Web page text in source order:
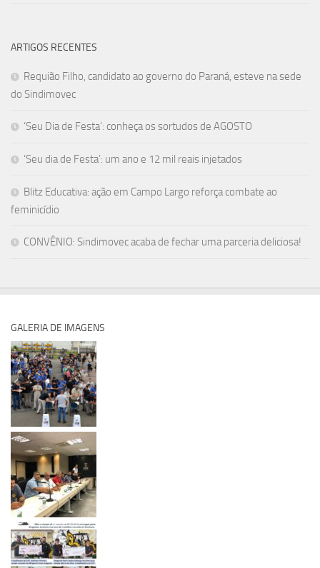
ARTIGOS RECENTES
Requião Filho, candidato ao governo do Paraná, esteve na sede
do Sindimovec
‘Seu Dia de Festa’: conheça os sortudos de AGOSTO
‘Seu dia de Festa’: um ano e 12 mil reais injetados
Blitz Educativa: ação em Campo Largo reforça combate ao
feminicídio
CONVÊNIO: Sindimovec acaba de fechar uma parceria deliciosa!
GALERIA DE IMAGENS